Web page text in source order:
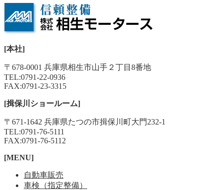
[本社]
〒678-0001 兵庫県相生市山手２丁目8番地
TEL:0791-22-0936
FAX:0791-23-3315
[揖保川ショールーム]
〒671-1642 兵庫県たつの市揖保川町大門232-1
TEL:0791-76-5111
FAX:0791-76-5112
[MENU]
自動車販売
車検（指定整備）